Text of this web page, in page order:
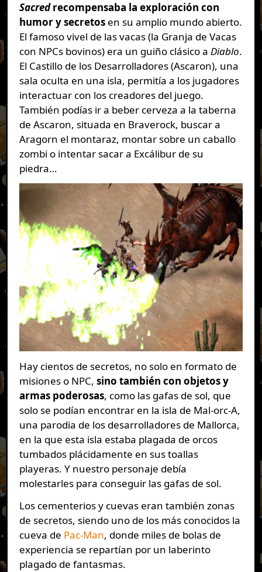
Sacredrecompensaba la exploración con
humor y secretosen su amplio mundo abierto.
El famoso vivel de las vacas (la Granja de Vacas
con NPCs bovinos) era un guiño clásico a Diablo.
El Castillo de los Desarrolladores (Ascaron), una
sala oculta en una isla, permitía a los jugadores
interactuar con los creadores del juego.
También podías ir a beber cerveza a la taberna
de Ascaron, situada en Braverock, buscar a
Aragorn el montaraz, montar sobre un caballo
zombi o intentar sacar a Excálibur de su
piedra…
Hay cientos de secretos, no solo en formato de
misiones o NPC, sino también con objetos y
armas poderosas, como las gafas de sol, que
solo se podían encontrar en la isla de Mal-orc-A,
una parodia de los desarrolladores de Mallorca,
en la que esta isla estaba plagada de orcos
tumbados plácidamente en sus toallas
playeras. Y nuestro personaje debía
molestarles para conseguir las gafas de sol.
Los cementerios y cuevas eran también zonas
de secretos, siendo uno de los más conocidos la
cueva de Pac-Man, donde miles de bolas de
experiencia se repartían por un laberinto
plagado de fantasmas.